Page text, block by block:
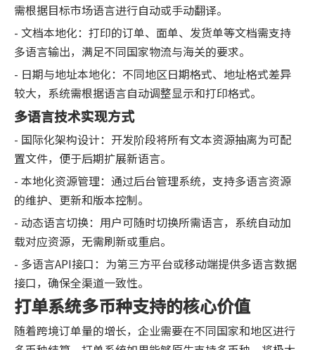
需根据目标市场语言进行自动或手动翻译。
- 文档本地化：打印的订单、面单、发货单等文档需支持
多语言输出，满足不同国家物流与海关的要求。
- 日期与地址本地化：不同地区日期格式、地址格式差异
较大，系统需根据语言自动调整显示和打印格式。
多语言技术实现方式
- 国际化架构设计：开发阶段将所有文本资源抽离为可配
置文件，便于后期扩展新语言。
- 本地化资源管理：通过后台管理系统，支持多语言资源
的维护、更新和版本控制。
- 动态语言切换：用户可随时切换所需语言，系统自动加
载对应资源，无需刷新或重启。
- 多语言API接口：为第三方平台或移动端提供多语言数据
接口，确保全渠道一致性。
打单系统多币种支持的核心价值
随着跨境订单量的增长，企业需要在不同国家和地区进行